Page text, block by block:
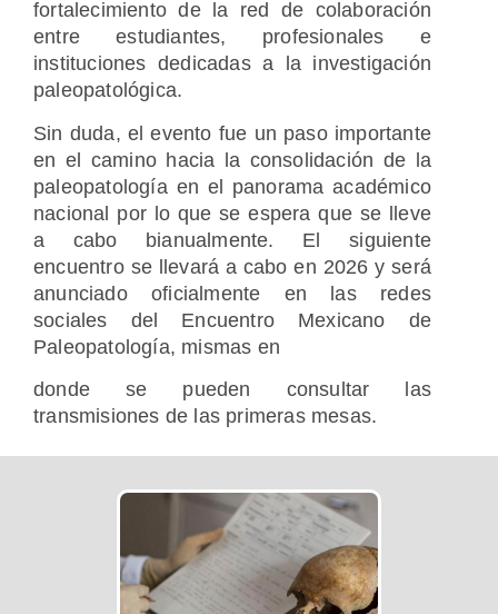
fortalecimiento de la red de colaboración
entre estudiantes, profesionales e
instituciones dedicadas a la investigación
paleopatológica.
Sin duda, el evento fue un paso importante
en el camino hacia la consolidación de la
paleopatología en el panorama académico
nacional por lo que se espera que se lleve
a cabo bianualmente. El siguiente
encuentro se llevará a cabo en 2026 y será
anunciado oficialmente en las redes
sociales del Encuentro Mexicano de
Paleopatología, mismas en
donde se pueden consultar las
transmisiones de las primeras mesas.